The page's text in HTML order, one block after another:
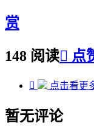
赏
148 阅读 点
 点击看更
暂无评论